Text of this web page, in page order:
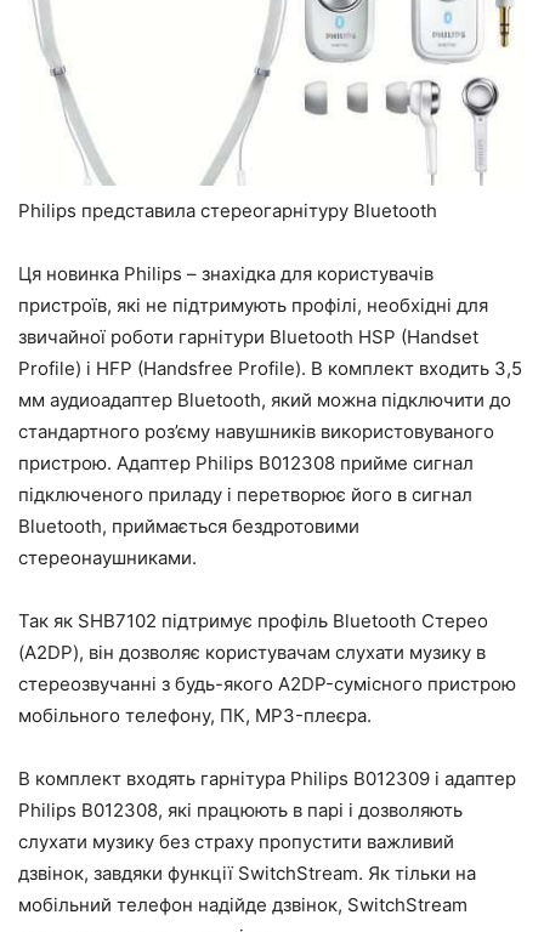
Philips представила стереогарнітуру Bluetooth
Ця новинка Philips – знахідка для користувачів
пристроїв, які не підтримують профілі, необхідні для
звичайної роботи гарнітури Bluetooth HSP (Handset
Profile) і HFP (Handsfree Profile). В комплект входить 3,5
мм аудиоадаптер Bluetooth, який можна підключити до
стандартного роз’єму навушників використовуваного
пристрою. Адаптер Philips B012308 прийме сигнал
підключеного приладу і перетворює його в сигнал
Bluetooth, приймається бездротовими
стереонаушниками.
Так як SHB7102 підтримує профіль Bluetooth Стерео
(A2DP), він дозволяє користувачам слухати музику в
стереозвучанні з будь-якого A2DP-сумісного пристрою
мобільного телефону, ПК, MP3-плеєра.
В комплект входять гарнітура Philips B012309 і адаптер
Philips B012308, які працюють в парі і дозволяють
слухати музику без страху пропустити важливий
дзвінок, завдяки функції SwitchStream. Як тільки на
мобільний телефон надійде дзвінок, SwitchStream